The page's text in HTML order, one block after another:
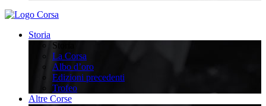
Storia
Storia
La Corsa
Albo d’oro
Edizioni precedenti
Trofeo
Altre Corse